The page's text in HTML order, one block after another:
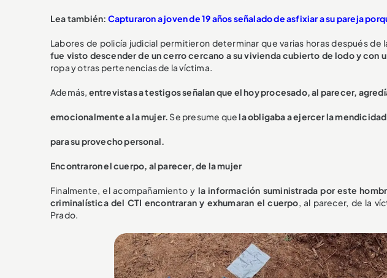
Lea también: Capturaron a joven de 19 años señalado de asfixiar a su pareja
Labores de policía judicial permitieron determinar que varias horas después de
fue visto descender de un cerro cercano a su vivienda cubierto de lodo y con
ropa y otras pertenencias de la víctima.
Además, entrevistas a testigos señalan que el hoy procesado, al parecer,
emocionalmente a la mujer.Se presume quela obligaba a ejercer la mendicidad
para su provecho personal.
Encontraron el cuerpo, al parecer, de la mujer
Finalmente, el acompañamiento y la información suministrada por este
criminalística del CTI encontraran y exhumaran el cuerpo, al parecer, de la
Prado.